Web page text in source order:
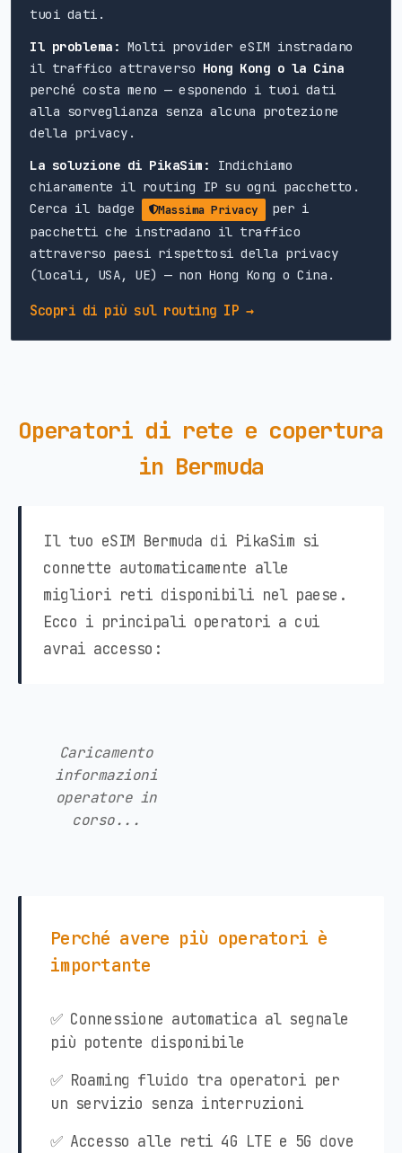
tuoi dati.
Il problema: Molti provider eSIM instradano
il traffico attraverso Hong Kong o la Cina
perché costa meno — esponendo i tuoi dati
alla sorveglianza senza alcuna protezione
della privacy.
La soluzione di PikaSim:
Indichiamo
chiaramente il routing IP su ogni pacchetto.
Cerca il badge
Massima Privacy
per i
pacchetti che instradano il traffico
attraverso paesi rispettosi della privacy
(locali, USA, UE) — non Hong Kong o Cina.
Scopri di più sul routing IP →
Operatori di rete e copertura
in Bermuda
Il tuo eSIM Bermuda di PikaSim si
connette automaticamente alle
migliori reti disponibili nel paese.
Ecco i principali operatori a cui
avrai accesso:
Caricamento
informazioni
operatore in
corso...
Perché avere più operatori è
importante
✅ Connessione automatica al segnale
più potente disponibile
✅ Roaming fluido tra operatori per
un servizio senza interruzioni
✅ Accesso alle reti 4G LTE e 5G dove